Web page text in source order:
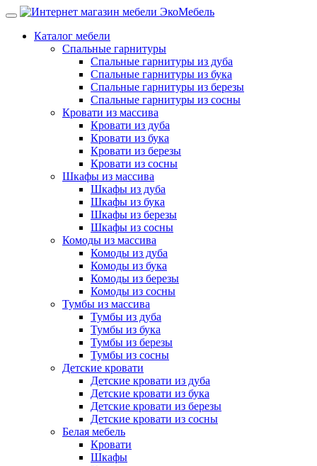
Каталог мебели
Спальные гарнитуры
Спальные гарнитуры из дуба
Спальные гарнитуры из бука
Спальные гарнитуры из березы
Спальные гарнитуры из сосны
Кровати из массива
Кровати из дуба
Кровати из бука
Кровати из березы
Кровати из сосны
Шкафы из массива
Шкафы из дуба
Шкафы из бука
Шкафы из березы
Шкафы из сосны
Комоды из массива
Комоды из дуба
Комоды из бука
Комоды из березы
Комоды из сосны
Тумбы из массива
Тумбы из дуба
Тумбы из бука
Тумбы из березы
Тумбы из сосны
Детские кровати
Детские кровати из дуба
Детские кровати из бука
Детские кровати из березы
Детские кровати из сосны
Белая мебель
Кровати
Шкафы